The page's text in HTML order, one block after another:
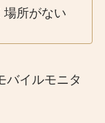
場所がない
バイルモニタ